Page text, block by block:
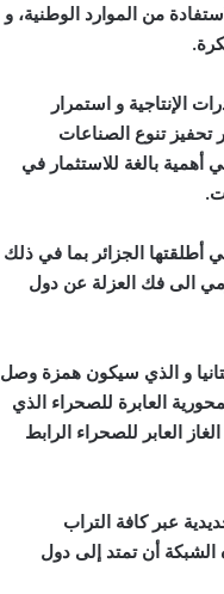
من الموارد الوطنية، و
الإنتاجية و استمرار
تحفيز تنوع الصناعات
أهمية بالغة للاستثمار في
أطلقتها الجزائر بما في ذلك
الى فك العزلة عن دول
و الذي سيكون همزة وصل
العابرة للصحراء الذي
العابر للصحراء الرابط
عبر كافة التراب
الشبكة أن تمتد إلى دول